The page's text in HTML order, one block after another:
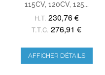
115CV, 120CV, 125...
H.T. 230,76 €
T.T.C. 276,91 €
AFFICHER DÉTAILS